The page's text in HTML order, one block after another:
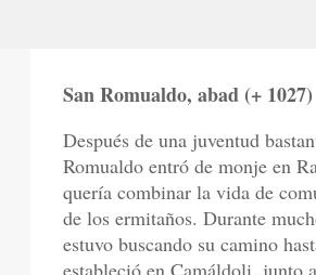
San Romualdo, abad (+ 1027)
Después de una juventud
Romualdo entró de monje en
quería combinar la vida de
de los ermitaños. Durante
estuvo buscando su camino